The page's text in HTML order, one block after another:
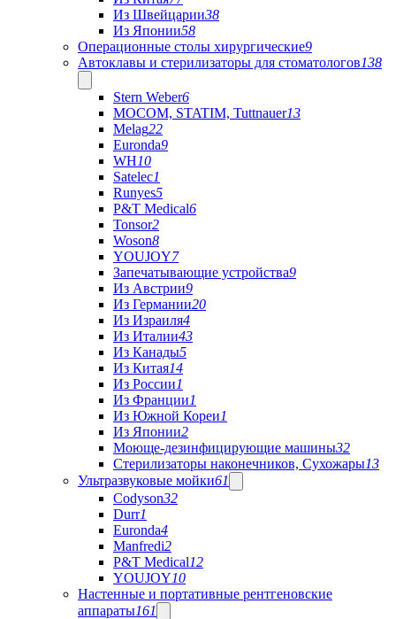
Из Швейцарии38
Из Японии58
Операционные столы хирургические9
Автоклавы и стерилизаторы для стоматологов138
Stern Weber6
MOCOM, STATIM, Tuttnauer13
Melag22
Euronda9
WH10
Satelec1
Runyes5
P&T Medical6
Tonsor2
Woson8
YOUJOY7
Запечатывающие устройства9
Из Австрии9
Из Германии20
Из Израиля4
Из Италии43
Из Канады5
Из Китая14
Из России1
Из Франции1
Из Южной Кореи1
Из Японии2
Моюще-дезинфицирующие машины32
Стерилизаторы наконечников, Сухожары13
Ультразвуковые мойки61
Codyson32
Durr1
Euronda4
Manfredi2
P&T Medical12
YOUJOY10
Настенные и портативные рентгеновские
аппараты161